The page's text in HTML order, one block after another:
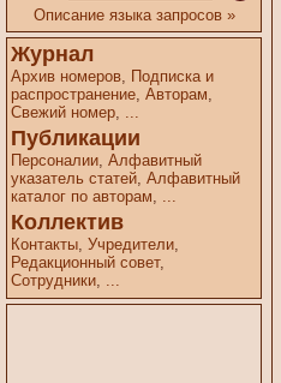
Описание языка запросов »
Журнал
Архив номеров, Подписка и
распространение, Авторам,
Свежий номер, ...
Публикации
Персоналии, Алфавитный
указатель статей, Алфавитный
каталог по авторам, ...
Коллектив
Контакты, Учредители,
Редакционный совет,
Сотрудники, ...